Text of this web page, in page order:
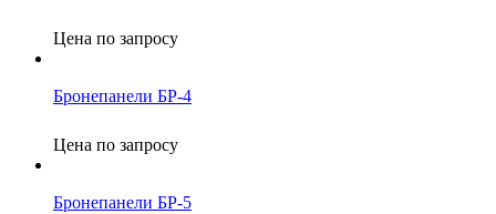
Цена по запросу
Бронепанели БР-4
Цена по запросу
Бронепанели БР-5